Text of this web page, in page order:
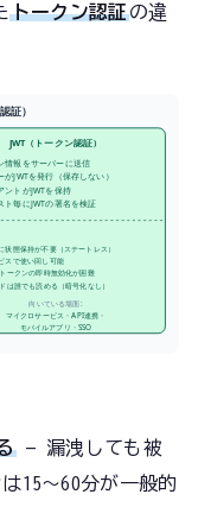
トークン認証の違
証）
JWT（トークン認証）
情報をサーバーに送信
JWTを発行（保存しない）
トがJWTを保持
毎にJWTの署名を検証
状態保持が不要（ステートレス）
スで使い回し可能
ークンの即時無効化が困難
は誰でも読める（暗号化なし）
向いている場面:
マイクロサービス・API連携・
モバイルアプリ・SSO
— 漏洩しても被
15〜60分が一般的